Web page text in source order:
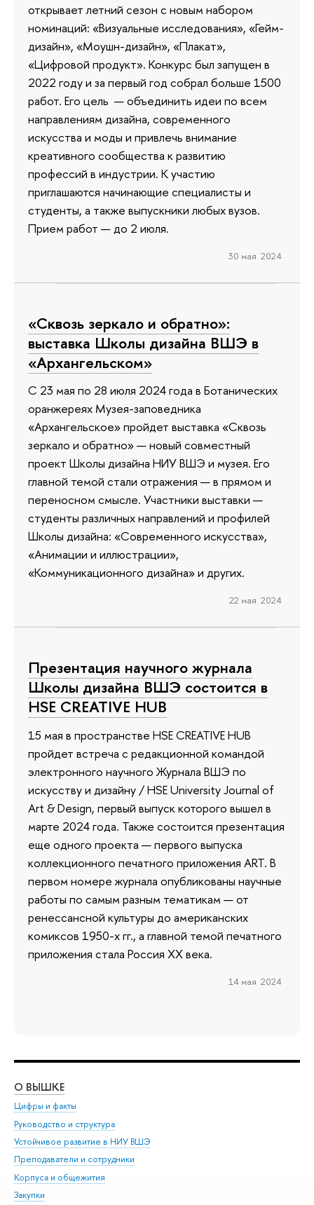
открывает летний сезон с новым набором
номинаций: «Визуальные исследования», «Гейм-
дизайн», «Моушн-дизайн», «Плакат»,
«Цифровой продукт». Конкурс был запущен в
2022 году и за первый год собрал больше 1500
работ. Его цель — объединить идеи по всем
направлениям дизайна, современного
искусства и моды и привлечь внимание
креативного сообщества к развитию
профессий в индустрии. К участию
приглашаются начинающие специалисты и
студенты, а также выпускники любых вузов.
Прием работ — до 2 июля.
30 мая 2024
«Сквозь зеркало и обратно»:
выставка Школы дизайна ВШЭ в
«Архангельском»
С 23 мая по 28 июля 2024 года в Ботанических
оранжереях Музея-заповедника
«Архангельское» пройдет выставка «Сквозь
зеркало и обратно» — новый совместный
проект Школы дизайна НИУ ВШЭ и музея. Его
главной темой стали отражения — в прямом и
переносном смысле. Участники выставки —
студенты различных направлений и профилей
Школы дизайна: «Современного искусства»,
«Анимации и иллюстрации»,
«Коммуникационного дизайна» и других.
22 мая 2024
Презентация научного журнала
Школы дизайна ВШЭ состоится в
HSE CREATIVE HUB
15 мая в пространстве HSE CREATIVE HUB
пройдет встреча с редакционной командой
электронного научного Журнала ВШЭ по
искусству и дизайну / HSE University Journal of
Art & Design, первый выпуск которого вышел в
марте 2024 года. Также состоится презентация
еще одного проекта — первого выпуска
коллекционного печатного приложения ART. В
первом номере журнала опубликованы научные
работы по самым разным тематикам — от
ренессансной культуры до американских
комиксов 1950-х гг., а главной темой печатного
приложения стала Россия ХХ века.
14 мая 2024
О ВЫШКЕ
Цифры и факты
Руководство и структура
Устойчивое развитие в НИУ ВШЭ
Преподаватели и сотрудники
Корпуса и общежития
Закупки